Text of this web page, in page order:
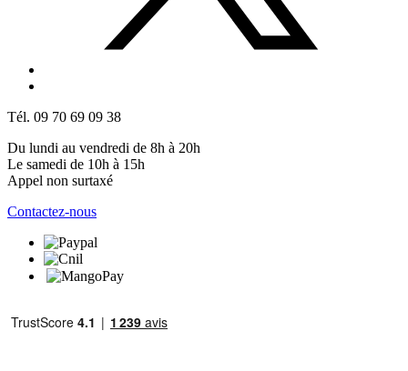
Tél. 09 70 69 09 38
Du lundi au vendredi de 8h à 20h
Le samedi de 10h à 15h
Appel non surtaxé
Contactez-nous